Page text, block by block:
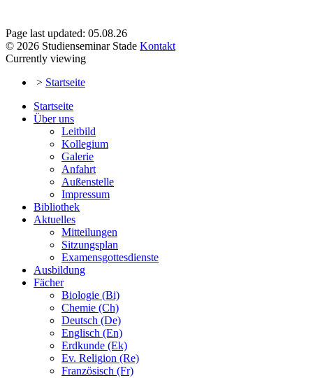
Page last updated: 05.08.26
© 2026 Studienseminar Stade Kontakt
Currently viewing
> Startseite
Startseite
Über uns
Leitbild
Kollegium
Galerie
Anfahrt
Außenstelle
Impressum
Bibliothek
Aktuelles
Mitteilungen
Sitzungsplan
Examensgottesdienste
Ausbildung
Fächer
Biologie (Bi)
Chemie (Ch)
Deutsch (De)
Englisch (En)
Erdkunde (Ek)
Ev. Religion (Re)
Französisch (Fr)